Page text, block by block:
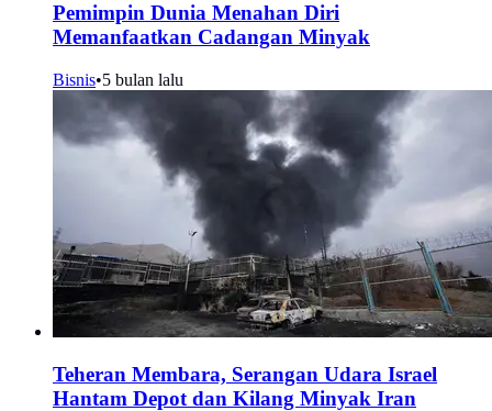
Pemimpin Dunia Menahan Diri
Memanfaatkan Cadangan Minyak
Bisnis•5 bulan lalu
Teheran Membara, Serangan Udara Israel
Hantam Depot dan Kilang Minyak Iran